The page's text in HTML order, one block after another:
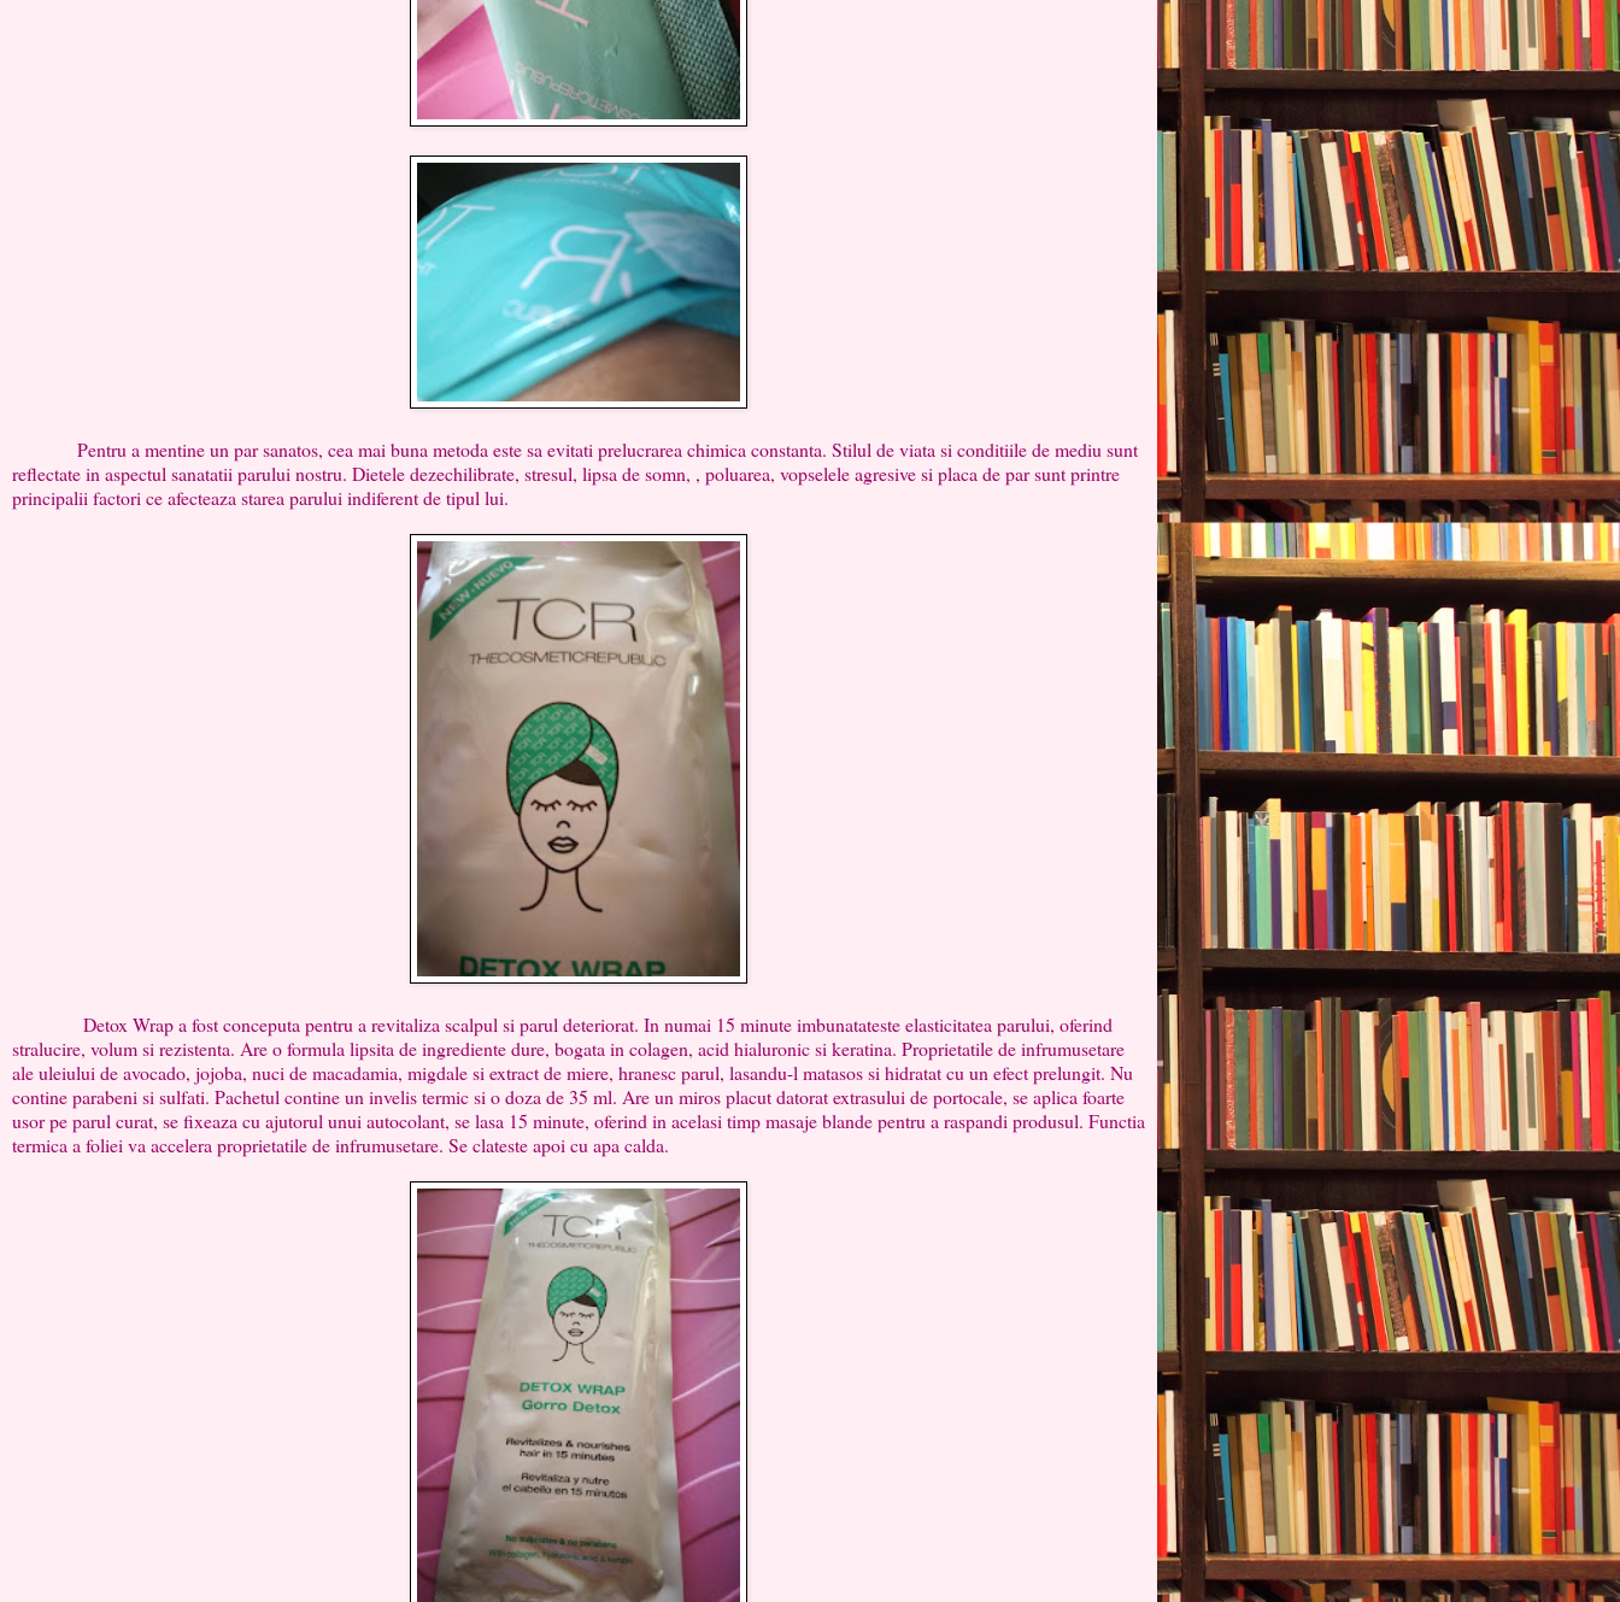
Pentru a mentine un par sanatos, cea mai buna metoda este sa evitati prelucrarea chimica constanta. Stilul de viata si conditiile de mediu sunt
reflectate in aspectul sanatatii parului nostru. Dietele dezechilibrate, stresul, lipsa de somn, , poluarea, vopselele agresive si placa de par sunt printre
principalii factori ce afecteaza starea parului indiferent de tipul lui.
Detox Wrap a fost conceputa pentru a revitaliza scalpul si parul deteriorat. In numai 15 minute imbunatateste elasticitatea parului, oferind
stralucire, volum si rezistenta. Are o formula lipsita de ingrediente dure, bogata in colagen, acid hialuronic si keratina. Proprietatile de infrumusetare
ale uleiului de avocado, jojoba, nuci de macadamia, migdale si extract de miere, hranesc parul, lasandu-l matasos si hidratat cu un efect prelungit. Nu
contine parabeni si sulfati. Pachetul contine un invelis termic si o doza de 35 ml. Are un miros placut datorat extrasului de portocale, se aplica foarte
usor pe parul curat, se fixeaza cu ajutorul unui autocolant, se lasa 15 minute, oferind in acelasi timp masaje blande pentru a raspandi produsul. Functia
termica a foliei va accelera proprietatile de infrumusetare. Se clateste apoi cu apa calda.